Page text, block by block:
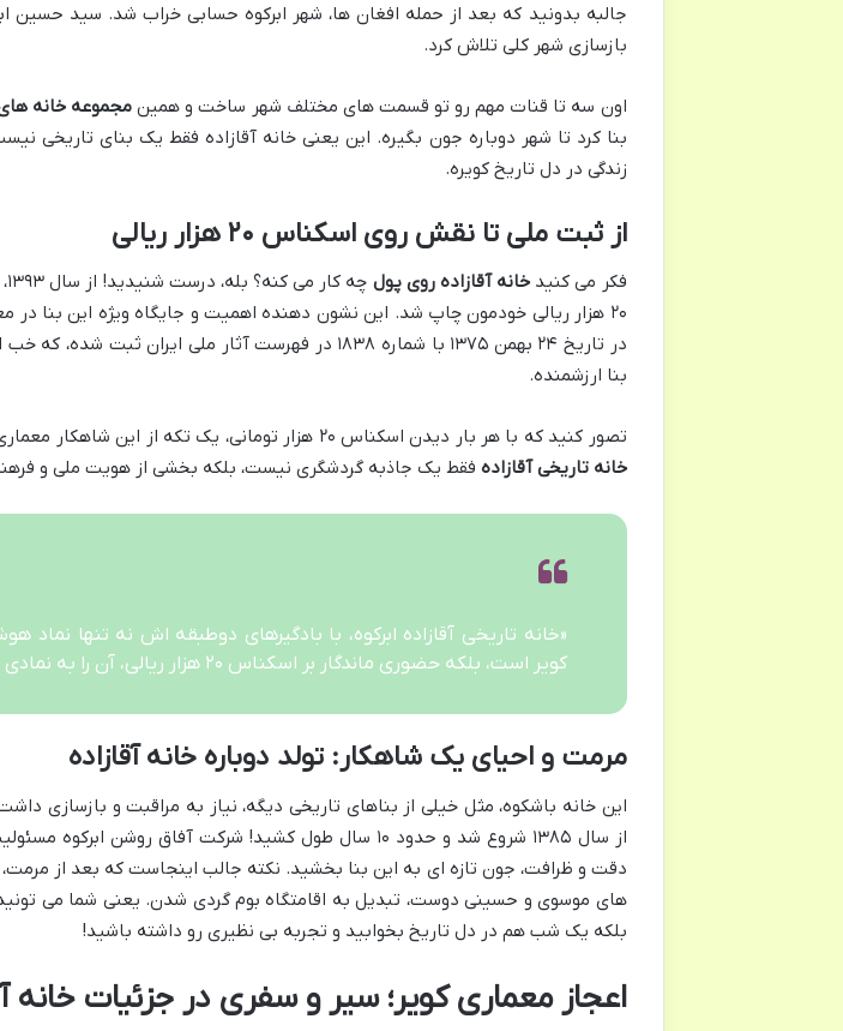
جالبه بدونید که بعد از حمله افغان ها، شهر ابرکوه حسابی خراب شد. سید حسین
بازسازی شهر کلی تلاش کرد.
اون سه تا قنات مهم رو تو قسمت های مختلف شهر ساخت و همینمجموعه خانه های
بنا کرد تا شهر دوباره جون بگیره. این یعنی خانه آقازاده فقط یک بنای تاریخی
زندگی در دل تاریخ کویره.
از ثبت ملی تا نقش روی اسکناس ۲۰ هزار ریالی
فکر می کنید خانه آقازاده روی پول چه کار می کنه؟ بله، درست شنیدید! از سال ۱۳۹۳،
۲۰ هزار ریالی خودمون چاپ شد. این نشون دهنده اهمیت و جایگاه ویژه این بنا در
در تاریخ ۲۴ بهمن ۱۳۷۵ با شماره ۱۸۳۸ در فهرست آثار ملی
بنا ارزشمنده.
تصور کنید که با هر بار دیدن اسکناس ۲۰ هزار تومانی، یک تکه از این شاهکار معماری جلوی چشمتون می آد. این یعنی
خانه تاریخی آقازاده فقط یک جاذبه گردشگری نیست، بلکه بخشی از هویت ملی و
«خانه تاریخی آقازاده ابرکوه، با بادگیرهای دوطبقه اش نه تنها نماد
کویر است، بلکه حضوری ماندگار بر اسکناس ۲۰ هزار ریالی، آن را به نمادی ملی تبدیل کرده است.»
مرمت و احیای یک شاهکار: تولد دوباره خانه آقازاده
این خانه باشکوه، مثل خیلی از بناهای تاریخی دیگه، نیاز به مراقبت و بازسازی
از سال ۱۳۸۵ شروع شد و حدود ۱۰ سال طول کشید! شرکت آفاق روشن
دقت و ظرافت، جون تازه ای به این بنا بخشید. نکته جالب اینجاست که بعد از
های موسوی و حسینی دوست، تبدیل به اقامتگاه بوم گردی شدن. یعنی شما می تونید
بلکه یک شب هم در دل تاریخ بخوابید و تجربه بی نظیری رو داشته باشید!
اعجاز معماری کویر؛ سیر و سفری در جزئیات خانه